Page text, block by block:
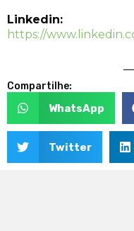
Linkedin:
https://
Compartilhe:
WhatsApp
Twitter